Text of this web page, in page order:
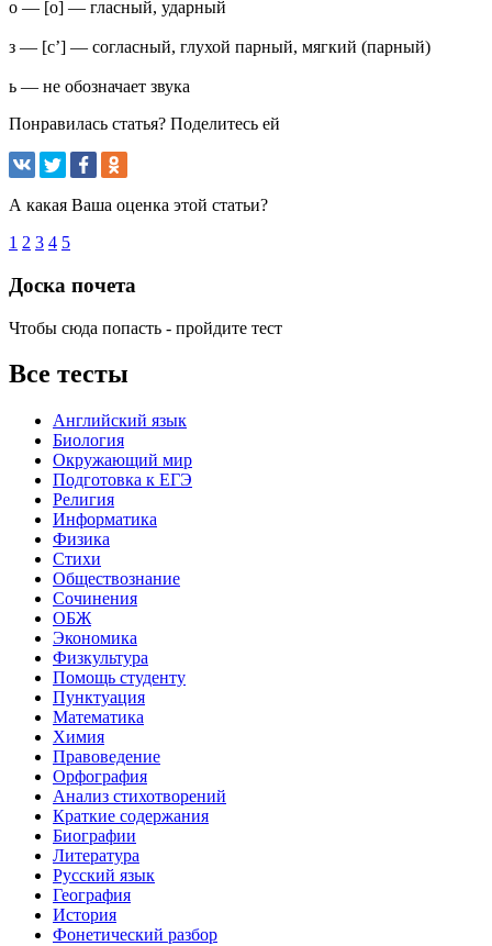
о — [о] — гласный, ударный
з — [с’] — согласный, глухой парный, мягкий (парный)
ь — не обозначает звука
Понравилась статья? Поделитесь ей
А какая Ваша оценка этой статьи?
1 2 3 4 5
Доска почета
Чтобы сюда попасть - пройдите тест
Все тесты
Английский язык
Биология
Окружающий мир
Подготовка к ЕГЭ
Религия
Информатика
Физика
Стихи
Обществознание
Сочинения
ОБЖ
Экономика
Физкультура
Помощь студенту
Пунктуация
Математика
Химия
Правоведение
Орфография
Анализ стихотворений
Краткие содержания
Биографии
Литература
Русский язык
География
История
Фонетический разбор